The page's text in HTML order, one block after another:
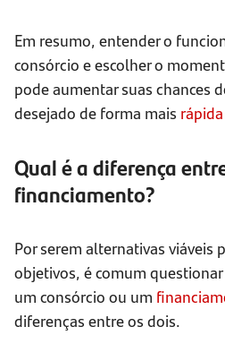
Em resumo, entender o
consórcio e escolher o
pode aumentar suas chances
desejado de forma mais
Qual é a diferença
financiamento?
Por serem alternativas viáveis
objetivos, é comum
um consórcio ou um
diferenças entre os dois.